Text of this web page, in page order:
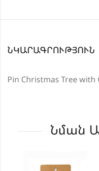
ՆԿԱՐԱԳՐՈՒԹՅՈՒՆ
Pin Christmas Tree with
Նման